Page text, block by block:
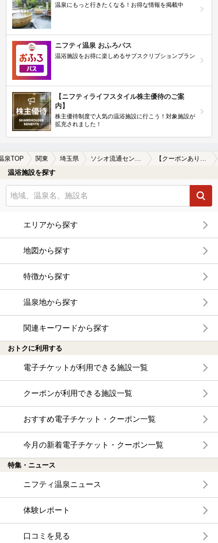
温泉にもっと行きたくなる！お得な情報を掲載中
ニフティ温泉 おふろパス
温浴施設をお得に楽しめるサブスクリプションプラン
【ニフティライフスタイル株主優待のご案
内】
株主優待制度で人気の温浴施設に行こう！対象施設が
拡充されました！
泉TOP 関東 埼玉県 ソシオ流通センター駅 【クーポンあり】冷え性に効能があるソシオ流通センター駅近くの温泉、日帰り温泉、スーパー銭湯おすすめ
温浴施設を探す
エリアから探す
地図から探す
特徴から探す
温泉地から探す
関連キーワードから探す
おトクに利用する
電子チケットが利用できる施設一覧
クーポンが利用できる施設一覧
おすすめ電子チケット・クーポン一覧
今月の新着電子チケット・クーポン一覧
特集・ニュース
ニフティ温泉ニュース
体験レポート
口コミを見る